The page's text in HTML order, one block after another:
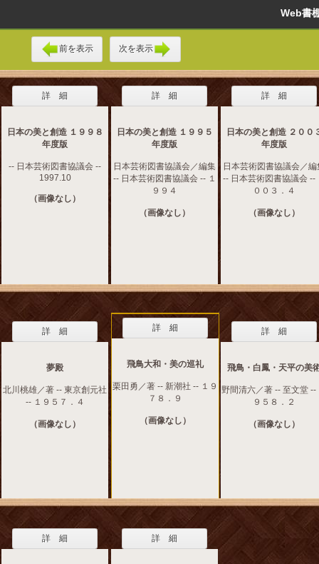
Web
前を表示 次を表示
詳 細
日本の美と創造 １９９８
年度版
-- 日本芸術図書協議会 --
1997.10
（画像なし）
詳 細
日本の美と創造 １９９５
年度版
日本芸術図書協議会／編集
-- 日本芸術図書協議会 -- １
９９４
（画像なし）
詳 細
日本の美と創造 ２００
年度版
日本芸術図書協議会／編
-- 日本芸術図書協議会 --
００３．４
（画像なし）
詳 細
夢殿
北川桃雄／著 -- 東京創元社
-- １９５７．４
（画像なし）
詳 細
飛鳥大和・美の巡礼
栗田勇／著 -- 新潮社 -- １９
７８．９
（画像なし）
詳 細
飛鳥・白鳳・天平の美
野間清六／著 -- 至文堂 --
９５８．２
（画像なし）
詳 細 詳 細